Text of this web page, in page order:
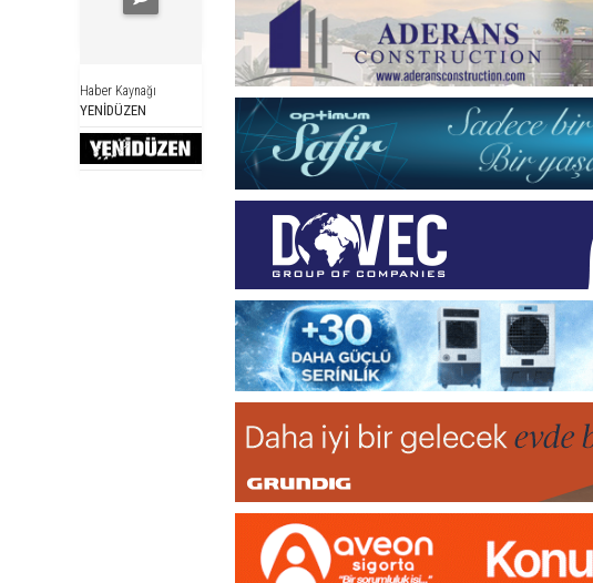
Haber Kaynağı
YENİDÜZEN